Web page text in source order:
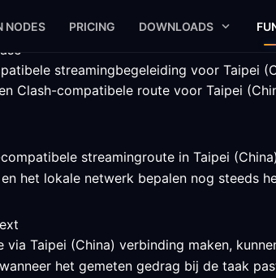
NODES PRICING DOWNLOADS
streamingbegeleiding voor Taipei
Clash-compatibele route voor Taipei
streamingroute in Taipei
het lokale netwerk bepalen nog steeds
via Taipei (China) verbinding maken,
het gemeten gedrag bij de taak